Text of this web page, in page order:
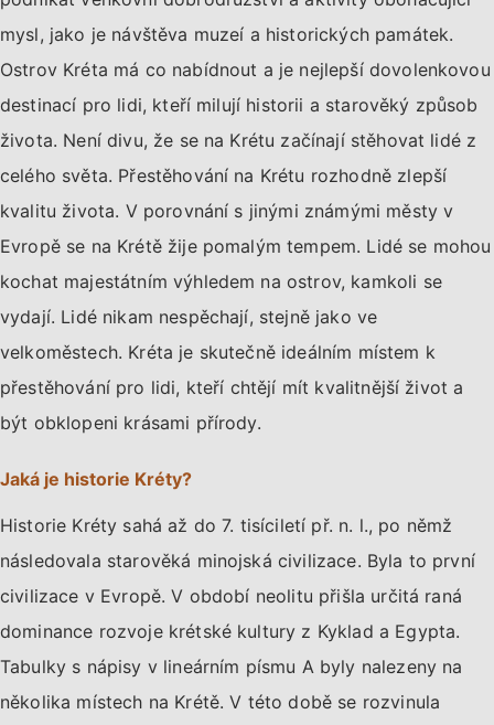
mysl, jako je návštěva muzeí a historických památek.
Ostrov Kréta má co nabídnout a je nejlepší dovolenkovou
destinací pro lidi, kteří milují historii a starověký způsob
života. Není divu, že se na Krétu začínají stěhovat lidé z
celého světa. Přestěhování na Krétu rozhodně zlepší
kvalitu života. V porovnání s jinými známými městy v
Evropě se na Krétě žije pomalým tempem. Lidé se mohou
kochat majestátním výhledem na ostrov, kamkoli se
vydají. Lidé nikam nespěchají, stejně jako ve
velkoměstech. Kréta je skutečně ideálním místem k
přestěhování pro lidi, kteří chtějí mít kvalitnější život a
být obklopeni krásami přírody.
Jaká je historie Kréty?
Historie Kréty sahá až do 7. tisíciletí př. n. l., po němž
následovala starověká minojská civilizace. Byla to první
civilizace v Evropě. V období neolitu přišla určitá raná
dominance rozvoje krétské kultury z Kyklad a Egypta.
Tabulky s nápisy v lineárním písmu A byly nalezeny na
několika místech na Krétě. V této době se rozvinula